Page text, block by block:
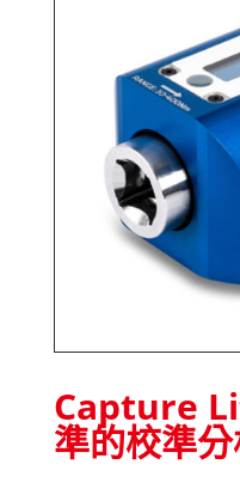
Capture
準的校準